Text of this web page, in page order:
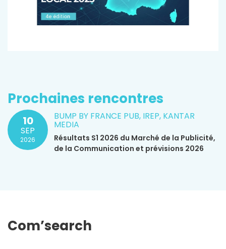
Prochaines rencontres
10
SEP
2026
BUMP BY FRANCE PUB, IREP, KANTAR
MEDIA
Résultats S1 2026 du Marché de la Publicité,
de la Communication et prévisions 2026
Com’search